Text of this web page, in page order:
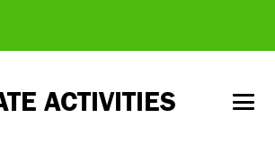
ACTIVITIES